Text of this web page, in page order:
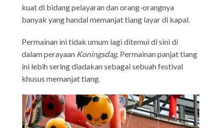
kuat di bidang pelayaran dan orang-orangnya
banyak yang handal memanjat tiang layar di kapal.
Permainan ini tidak umum lagi ditemui di sini di
dalam perayaan Koningsdag. Permainan panjat tiang
ini lebih sering diadakan sebagai sebuah festival
khusus memanjat tiang.